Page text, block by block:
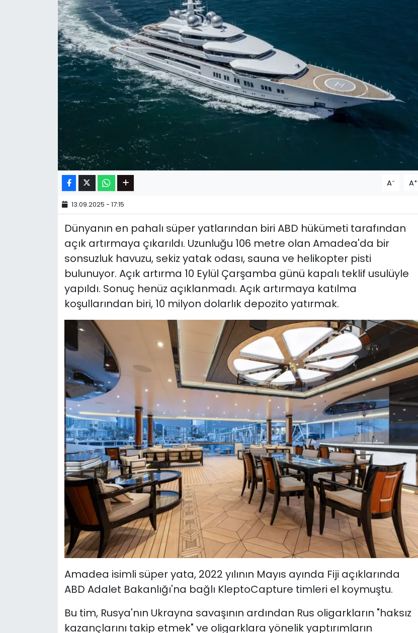
A- A+
13.09.2025 - 17:15
Dünyanın en pahalı süper yatlarından biri ABD hükümeti tarafından
açık artırmaya çıkarıldı. Uzunluğu 106 metre olan Amadea'da bir
sonsuzluk havuzu, sekiz yatak odası, sauna ve helikopter pisti
bulunuyor. Açık artırma 10 Eylül Çarşamba günü kapalı teklif usulüyle
yapıldı. Sonuç henüz açıklanmadı. Açık artırmaya katılma
koşullarından biri, 10 milyon dolarlık depozito yatırmak.
Amadea isimli süper yata, 2022 yılının Mayıs ayında Fiji açıklarında
ABD Adalet Bakanlığı'na bağlı KleptoCapture timleri el koymuştu.
Bu tim, Rusya'nın Ukrayna savaşının ardından Rus oligarkların "haksız
kazançlarını takip etmek" ve oligarklara yönelik yaptırımların